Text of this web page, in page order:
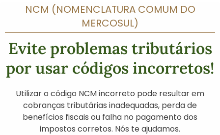
NCM (NOMENCLATURA COMUM DO
MERCOSUL)
Evite problemas tributários
por usar códigos incorretos!
Utilizar o código NCM incorreto pode resultar em
cobranças tributárias inadequadas, perda de
benefícios fiscais ou falha no pagamento dos
impostos corretos. Nós te ajudamos.